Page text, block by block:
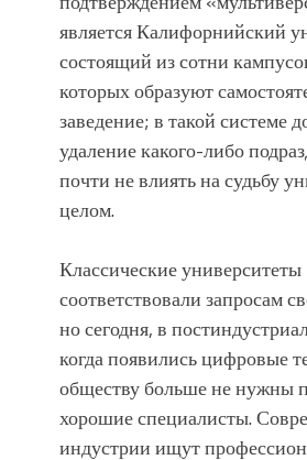
является Калифорнийский
состоящий из сотни
которых образуют
заведение; в такой системе
удаление какого-либо
почти не влиять на судьбу
целом.
Классические университеты
соответствовали запросам
но сегодня, в
когда появились цифровые
обществу больше не нужны
хорошие специалисты.
индустрии ищут